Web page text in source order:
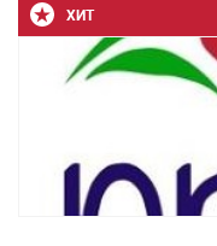
ХИТ